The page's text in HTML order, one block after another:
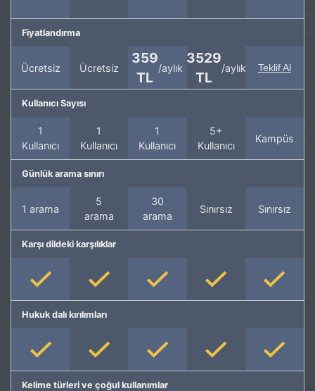
Fiyatlandırma
Ücretsiz Ücretsiz
359
TL
/aylık
3529
TL
/aylık Teklif Al
Kullanıcı Sayısı
1
Kullanıcı
1
Kullanıcı
1
Kullanıcı
5+
Kullanıcı
Kampüs
Günlük arama sınırı
1 arama
5
arama
30
arama
Sınırsız Sınırsız
Karşı dildeki karşılıklar
Hukuk dalı kırılımları
Kelime türleri ve çoğul kullanımlar